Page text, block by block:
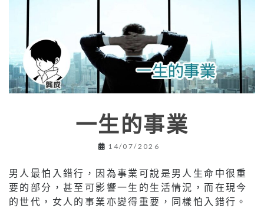
一生的事業
14/07/2026
男人最怕入錯行，因為事業可說是男人生命中很重
要的部分，甚至可影響一生的生活情況，而在現今
的世代，女人的事業亦變得重要，同樣怕入錯行。